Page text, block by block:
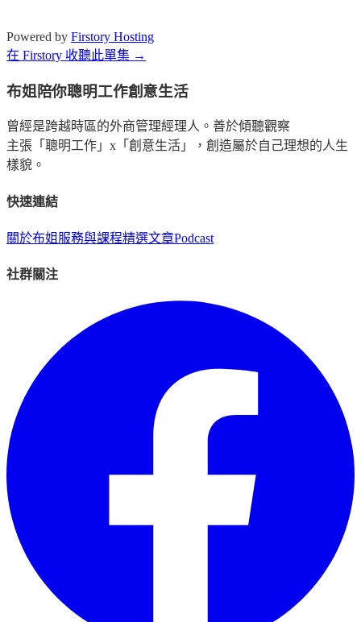
Powered by Firstory Hosting
在 Firstory 收聽此單集 →
布姐陪你聰明工作創意生活
曾經是跨越時區的外商管理經理人。善於傾聽觀察
主張「聰明工作」x「創意生活」，創造屬於自己理想的人生
樣貌。
快速連結
關於布姐 服務與課程精選文章Podcast
社群關注